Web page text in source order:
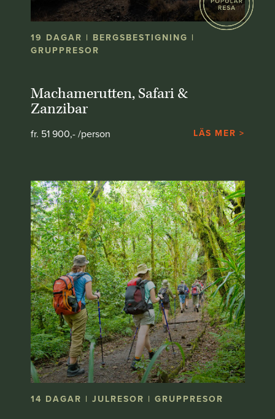
19 DAGAR | BERGSBESTIGNING |
GRUPPRESOR
Machamerutten, Safari &
Zanzibar
fr. 51 900,- /person LÄS MER >
14 DAGAR | JULRESOR | GRUPPRESOR